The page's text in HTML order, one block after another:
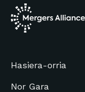
Hasiera-orria
Nor Gara